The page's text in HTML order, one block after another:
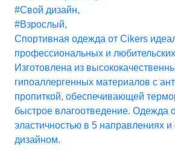
#Свой дизайн,
#Взрослый,
Спортивная одежда от Cikers
профессиональных и
Изготовлена из
гипоаллергенных материалов с
пропиткой, обеспечивающей
быстрое влагоотведение. Одежда
эластичностью в 5 направлениях
дизайном.